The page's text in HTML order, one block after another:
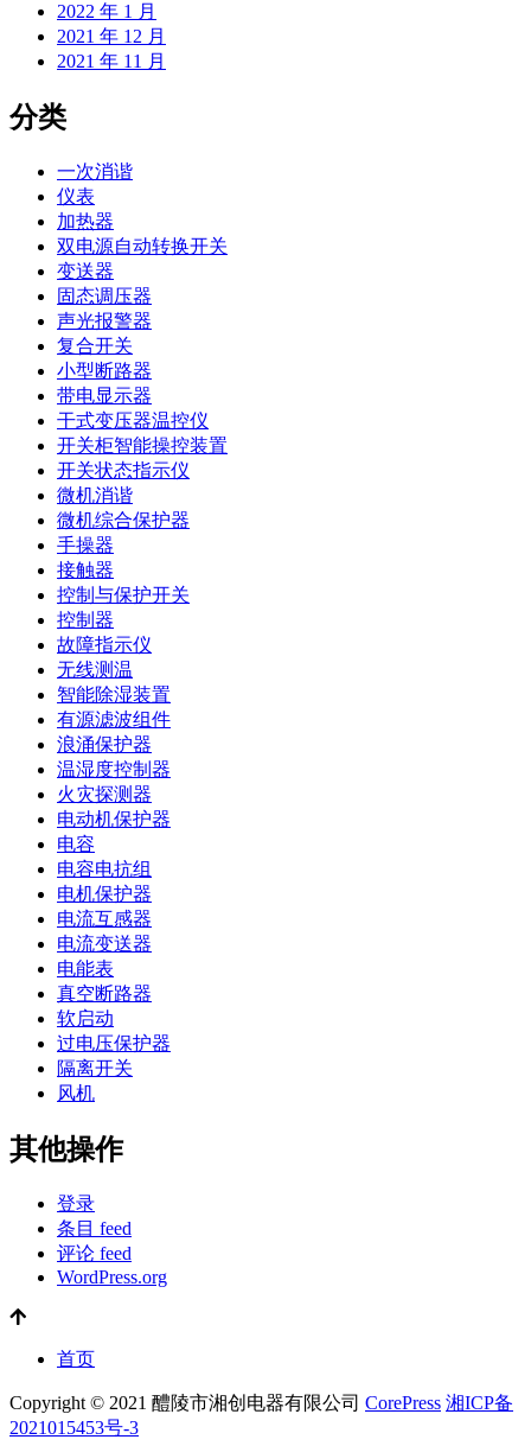
2022 年 1 月
2021 年 12 月
2021 年 11 月
分类
一次消谐
仪表
加热器
双电源自动转换开关
变送器
固态调压器
声光报警器
复合开关
小型断路器
带电显示器
干式变压器温控仪
开关柜智能操控装置
开关状态指示仪
微机消谐
微机综合保护器
手操器
接触器
控制与保护开关
控制器
故障指示仪
无线测温
智能除湿装置
有源滤波组件
浪涌保护器
温湿度控制器
火灾探测器
电动机保护器
电容
电容电抗组
电机保护器
电流互感器
电流变送器
电能表
真空断路器
软启动
过电压保护器
隔离开关
风机
其他操作
登录
条目 feed
评论 feed
WordPress.org
首页
Copyright © 2021 醴陵市湘创电器有限公司 CorePress 湘ICP备
2021015453号-3